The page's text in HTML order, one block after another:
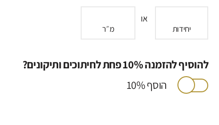
יחידות
או
מ״ר
להוסיף להזמנה 10% פחת לחיתוכים ותיקונים?
הוסף 10%